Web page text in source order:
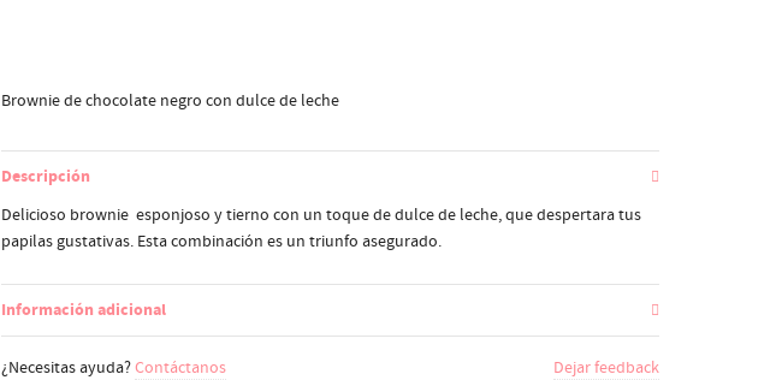
Brownie de chocolate negro con dulce de leche
Descripción
Delicioso brownie esponjoso y tierno con un toque de dulce de leche, que despertara tus
papilas gustativas. Esta combinación es un triunfo asegurado.
Información adicional
¿Necesitas ayuda?Contáctanos
Dejar feedback